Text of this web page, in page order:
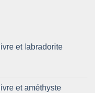
et labradorite
et améthyste